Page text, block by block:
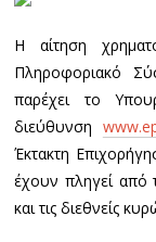
Η αίτηση
Πληροφοριακό
παρέχει το
διεύθυνση
Έκτακτη
έχουν πληγεί από
και τις διεθνείς